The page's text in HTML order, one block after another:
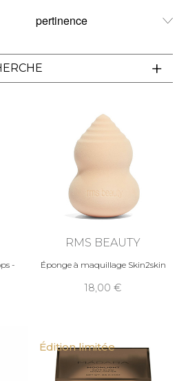
-
RMS BEAUTY
Éponge à maquillage Skin2skin
18,00
Édition limitée